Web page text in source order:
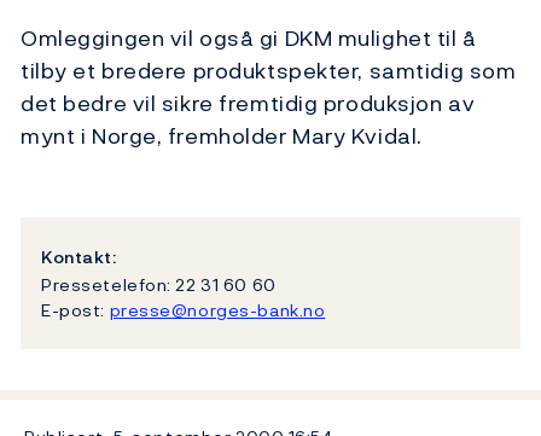
Omleggingen vil også gi DKM mulighet til å
tilby et bredere produktspekter, samtidig som
det bedre vil sikre fremtidig produksjon av
mynt i Norge, fremholder Mary Kvidal.
Kontakt:
Pressetelefon: 22 31 60 60
E-post: presse@norges-bank.no